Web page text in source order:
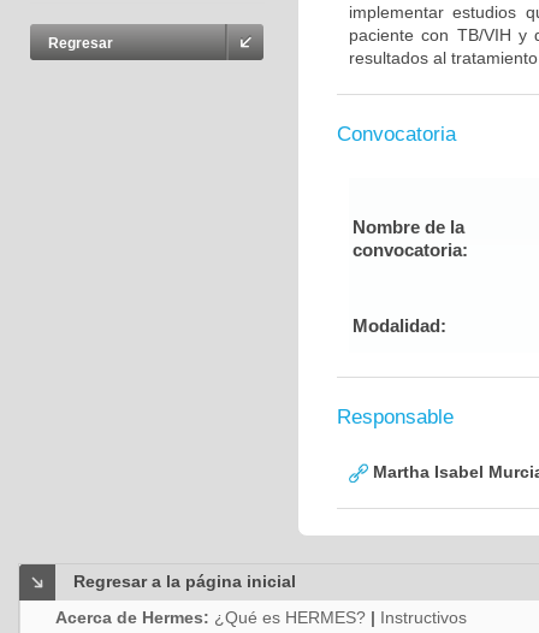
Regresar
implementar estudios
paciente con TB/VIH y
resultados al
Convocatoria
Nombre de la
convocatoria:
Modalidad:
Responsable
Martha Isabel
Regresar a la página inicial
Acerca de Hermes: ¿Qué es HERMES? | Instructivos